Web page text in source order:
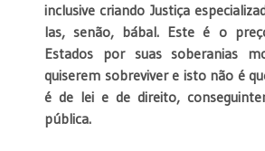
inclusive criando Justiça
las, senão, bábal. Este é o
Estados por suas soberanias
quiserem sobreviver e isto não é
é de lei e de direito,
pública.